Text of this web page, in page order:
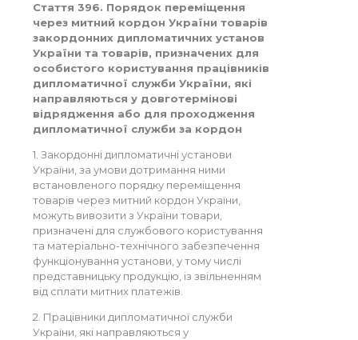
Стаття 396. Порядок переміщення
через митний кордон України товарів
закордонних дипломатичних установ
України та товарів, призначених для
особистого користування працівників
дипломатичної служби України, які
направляються у довготермінові
відрядження або для проходження
дипломатичної служби за кордон
1. Закордонні дипломатичні установи
України, за умови дотримання ними
встановленого порядку переміщення
товарів через митний кордон України,
можуть вивозити з України товари,
призначені для службового користування
та матеріально-технічного забезпечення
функціонування установи, у тому числі
представницьку продукцію, із звільненням
від сплати митних платежів.
2. Працівники дипломатичної служби
України, які направляються у